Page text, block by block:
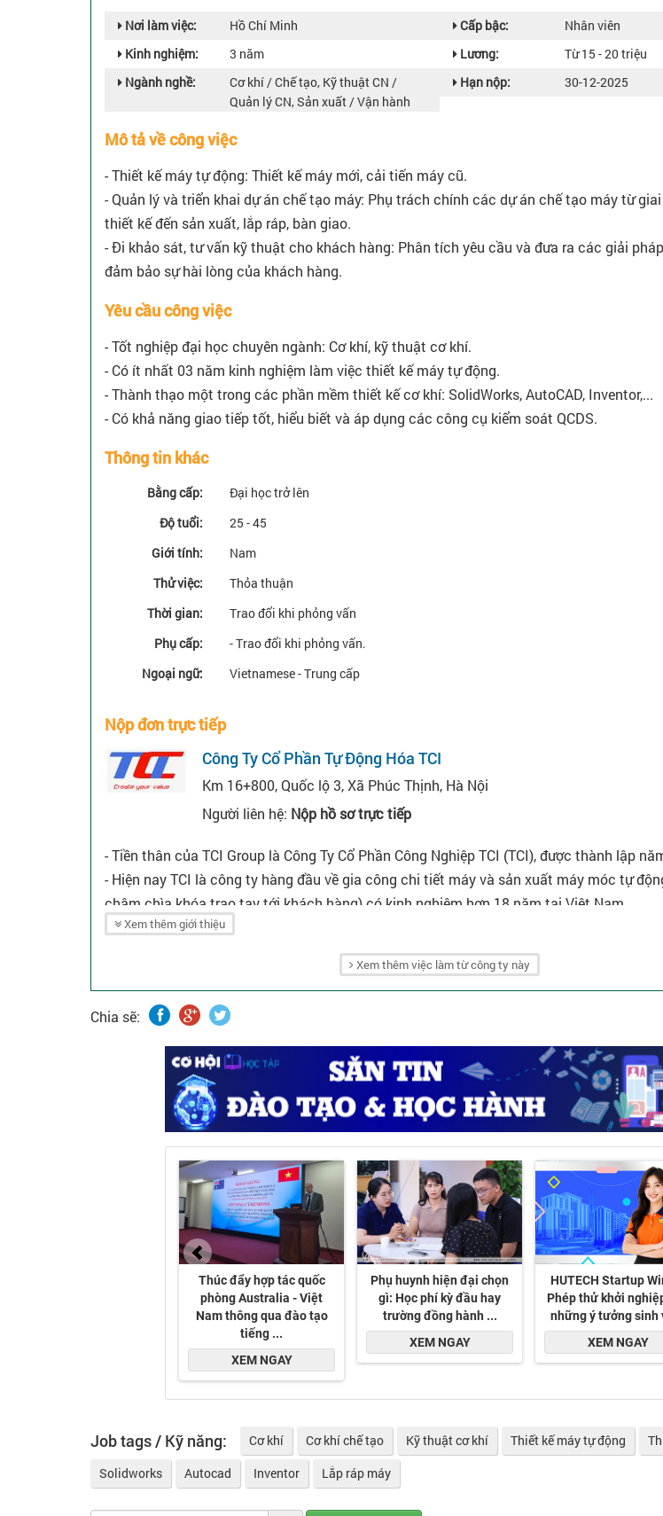
Nơi làm việc:
Hồ Chí Minh
Kinh nghiệm:
3 năm
Ngành nghề:
Cơ khí / Chế tạo, Kỹ thuật CN /
Quản lý CN, Sản xuất / Vận hành
Cấp bậc:
Nhân viên
Lương:
Từ 15 - 20 triệu
Hạn nộp:
30-12-2025
Mô tả về công việc
- Thiết kế máy tự động: Thiết kế máy mới, cải tiến máy cũ.
- Quản lý và triển khai dự án chế tạo máy: Phụ trách chính các dự án chế tạo máy từ
thiết kế đến sản xuất, lắp ráp, bàn giao.
- Đi khảo sát, tư vấn kỹ thuật cho khách hàng: Phân tích yêu cầu và đưa ra các giải
đảm bảo sự hài lòng của khách hàng.
Yêu cầu công việc
- Tốt nghiệp đại học chuyên ngành: Cơ khí, kỹ thuật cơ khí.
- Có ít nhất 03 năm kinh nghiệm làm việc thiết kế máy tự động.
- Thành thạo một trong các phần mềm thiết kế cơ khí: SolidWorks, AutoCAD, Inventor,...
- Có khả năng giao tiếp tốt, hiểu biết và áp dụng các công cụ kiểm soát QCDS.
Thông tin khác
Bằng cấp:
Đại học trở lên
Độ tuổi:
25 - 45
Giới tính:
Nam
Thử việc:
Thỏa thuận
Thời gian:
Trao đổi khi phỏng vấn
Phụ cấp:
- Trao đổi khi phỏng vấn.
Ngoại ngữ:
Vietnamese - Trung cấp
Nộp đơn trực tiếp
Công Ty Cổ Phần Tự Động Hóa TCI
Km 16+800, Quốc lộ 3, Xã Phúc Thịnh, Hà Nội
Người liên hệ: Nộp hồ sơ trực tiếp
- Tiền thân của TCI Group là Công Ty Cổ Phần Công Nghiệp TCI (TCI), được thành lập
- Hiện nay TCI là công ty hàng đầu về gia công chi tiết máy và sản xuất máy móc tự
châm chìa khóa trao tay tới khách hàng) có kinh nghiệm hơn 18 năm tại Việt Nam.
Xem thêm giới thiệu
Xem thêm việc làm từ công ty này
Chia sẽ:
Job tags / Kỹ năng: Cơ khí Cơ khí chế tạo Kỹ thuật cơ khí Thiết kế máy tự động
Solidworks
Autocad Inventor Lắp ráp máy